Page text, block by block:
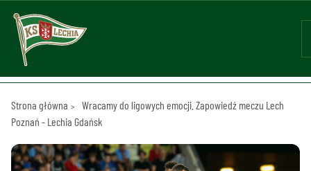
Strona główna
Wracamy do ligowych emocji. Zapowiedź meczu Lech
Poznań - Lechia Gdańsk